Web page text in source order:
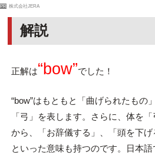
PR 株式会社JERA
解説
正解は“bow”でした！
“bow”はもともと「曲げられたもの
「弓」を表します。さらに、体を
から、「お辞儀する」、「頭を下
といった意味も持つのです。日本